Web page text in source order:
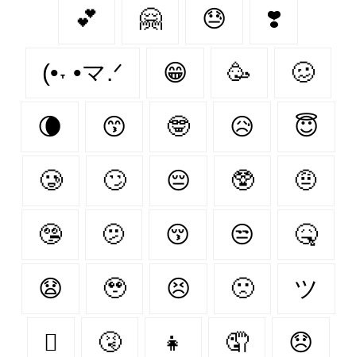
💕 🤗 😓 ❣️
(•˕ •マ.ᐟ 😁 🥳 🥴
🌘 😙 🤓 😥 😇
🥲 🙄 😔 🥸 🤨
🤥 🫤 😚 😒 🤒
😧 🥹 😣 🙁 ツ
🫩 🤧 👧 🤦‍ 😞